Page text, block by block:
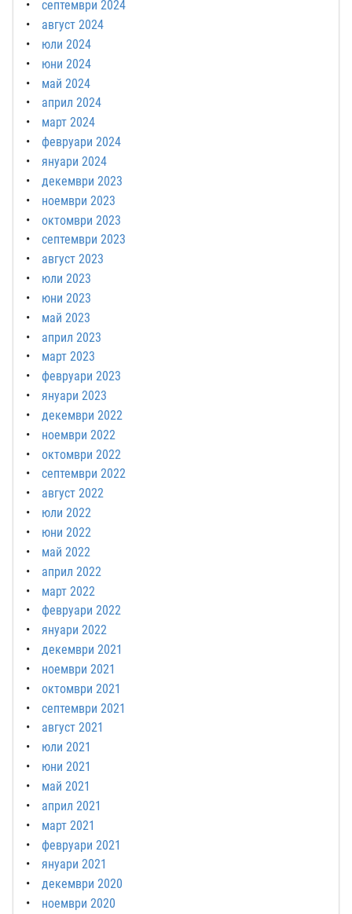
септември 2024
август 2024
юли 2024
юни 2024
май 2024
април 2024
март 2024
февруари 2024
януари 2024
декември 2023
ноември 2023
октомври 2023
септември 2023
август 2023
юли 2023
юни 2023
май 2023
април 2023
март 2023
февруари 2023
януари 2023
декември 2022
ноември 2022
октомври 2022
септември 2022
август 2022
юли 2022
юни 2022
май 2022
април 2022
март 2022
февруари 2022
януари 2022
декември 2021
ноември 2021
октомври 2021
септември 2021
август 2021
юли 2021
юни 2021
май 2021
април 2021
март 2021
февруари 2021
януари 2021
декември 2020
ноември 2020